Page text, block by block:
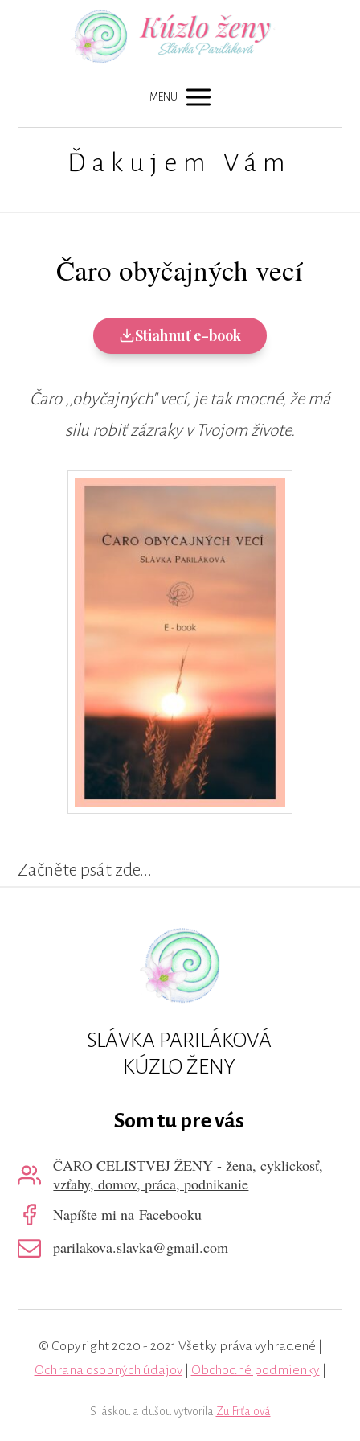
MENU
Ďakujem Vám
Čaro obyčajných vecí
Stiahnuť e-book
Čaro ,,obyčajných" vecí, je tak mocné, že má
silu robiť zázraky v Tvojom živote.
Začněte psát zde...
SLÁVKA PARILÁKOVÁ
KÚZLO ŽENY
Som tu pre vás
ČARO CELISTVEJ ŽENY - žena, cyklickosť,
vzťahy, domov, práca, podnikanie
Napíšte mi na Facebooku
parilakova.slavka@gmail.com
© Copyright 2020 - 2021 Všetky práva vyhradené |
Ochrana osobných údajov| Obchodné podmienky
S láskou a dušou vytvorila Zu Frťalová